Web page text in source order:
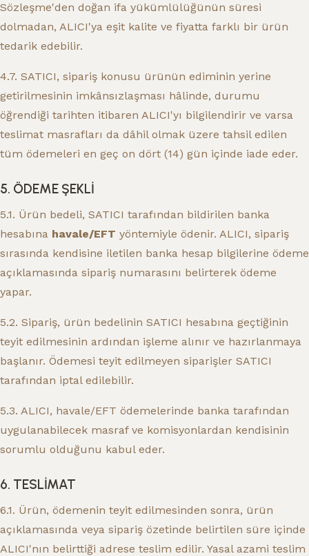
Sözleşme'den doğan ifa yükümlülüğünün süresi
dolmadan, ALICI'ya eşit kalite ve fiyatta farklı bir ürün
tedarik edebilir.
4.7. SATICI, sipariş konusu ürünün ediminin yerine
getirilmesinin imkânsızlaşması hâlinde, durumu
öğrendiği tarihten itibaren ALICI'yı bilgilendirir ve varsa
teslimat masrafları da dâhil olmak üzere tahsil edilen
tüm ödemeleri en geç on dört (14) gün içinde iade eder.
5. ÖDEME ŞEKLİ
5.1. Ürün bedeli, SATICI tarafından bildirilen banka
hesabına havale/EFT yöntemiyle ödenir. ALICI, sipariş
sırasında kendisine iletilen banka hesap bilgilerine ödeme
açıklamasında sipariş numarasını belirterek ödeme
yapar.
5.2. Sipariş, ürün bedelinin SATICI hesabına geçtiğinin
teyit edilmesinin ardından işleme alınır ve hazırlanmaya
başlanır. Ödemesi teyit edilmeyen siparişler SATICI
tarafından iptal edilebilir.
5.3. ALICI, havale/EFT ödemelerinde banka tarafından
uygulanabilecek masraf ve komisyonlardan kendisinin
sorumlu olduğunu kabul eder.
6. TESLİMAT
6.1. Ürün, ödemenin teyit edilmesinden sonra, ürün
açıklamasında veya sipariş özetinde belirtilen süre içinde
ALICI'nın belirttiği adrese teslim edilir. Yasal azami teslim